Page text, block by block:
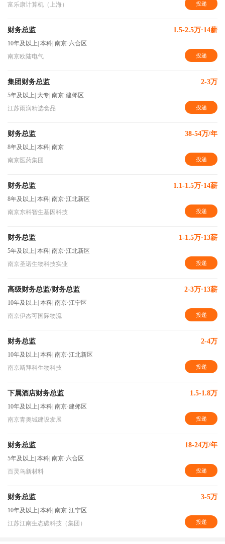
富乐康计算机（上海）
投递
财务总监 1.5-2.5万·14薪
10年及以上 本科 南京·六合区
南京欧陆电气
投递
集团财务总监 2-3万
5年及以上 大专 南京·建邺区
江苏雨润精选食品
投递
财务总监 38-54万/年
8年及以上 本科 南京
南京医药集团
投递
财务总监 1.1-1.5万·14薪
8年及以上 本科 南京·江北新区
南京东科智生基因科技
投递
财务总监 1-1.5万·13薪
5年及以上 本科 南京·江北新区
南京圣诺生物科技实业
投递
高级财务总监/财务总监 2-3万·13薪
10年及以上 本科 南京·江宁区
南京伊杰可国际物流
投递
财务总监 2-4万
10年及以上 本科 南京·江北新区
南京斯拜科生物科技
投递
下属酒店财务总监 1.5-1.8万
10年及以上 本科 南京·建邺区
南京青奥城建设发展
投递
财务总监 18-24万/年
5年及以上 本科 南京·六合区
百灵鸟新材料
投递
财务总监 3-5万
10年及以上 本科 南京·江宁区
江苏江南生态碳科技（集团）
投递